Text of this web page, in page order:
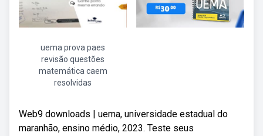
uema prova paes
revisão questões
matemática caem
resolvidas
Web9 downloads | uema, universidade estadual do
maranhão, ensino médio, 2023. Teste seus